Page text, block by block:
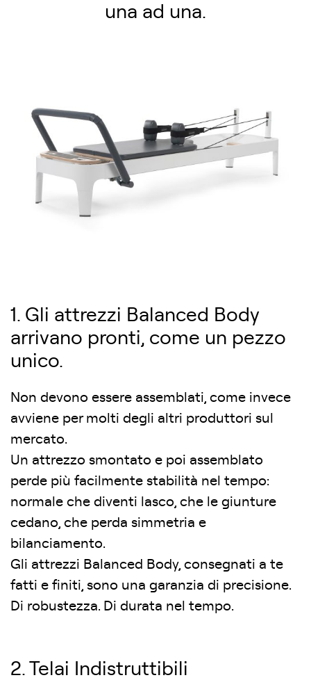
una ad una.
1. Gli attrezzi Balanced Body
arrivano pronti, come un pezzo
unico.
Non devono essere assemblati, come invece
avviene per molti degli altri produttori sul
mercato.
Un attrezzo smontato e poi assemblato
perde più facilmente stabilità nel tempo:
normale che diventi lasco, che le giunture
cedano, che perda simmetria e
bilanciamento.
Gli attrezzi Balanced Body, consegnati a te
fatti e finiti, sono una garanzia di precisione.
Di robustezza. Di durata nel tempo.
2. Telai Indistruttibili